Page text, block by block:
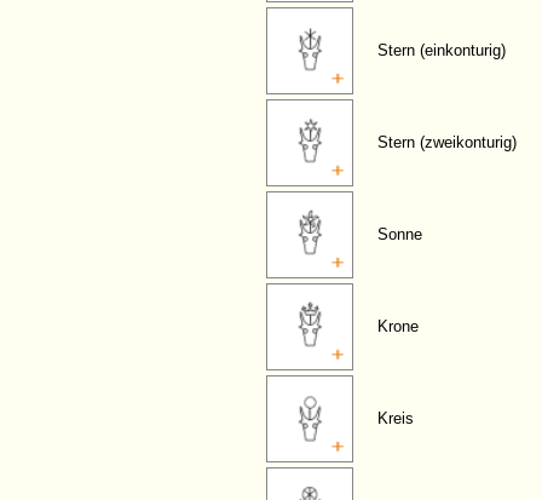
Stern (einkonturig)
Stern (zweikonturig)
Sonne
Krone
Kreis